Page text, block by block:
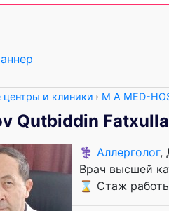
и клиники M A MED-
Qutbiddin
⚕️ Аллерголог,
Врач высшей
⌛ Стаж